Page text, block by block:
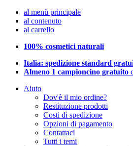
al menù principale
al contenuto
al carrello
100% cosmetici naturali
Italia: spedizione standard
Almeno 1 campioncino gratuito
Aiuto
Dov'è il mio ordine?
Restituzione prodotti
Costi di spedizione
Opzioni di pagamento
Contattaci
Tutti i temi